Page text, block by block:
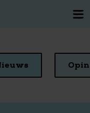
met een